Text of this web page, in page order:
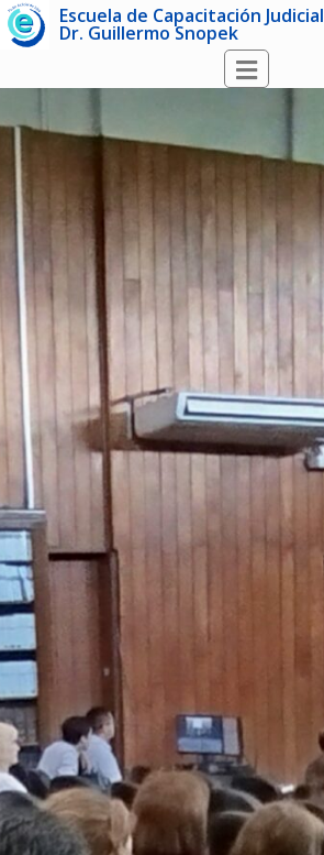
Escuela de Capacitación Judicial
Dr. Guillermo Snopek